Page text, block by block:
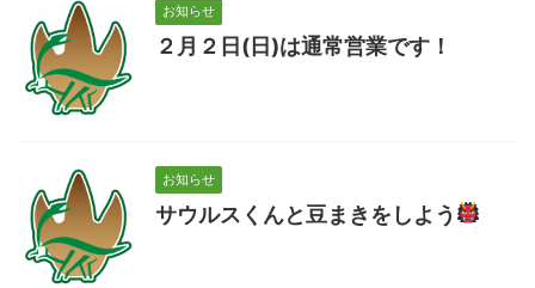
お知らせ
２月２日(日)は通常営業です！
お知らせ
サウルスくんと豆まきをしよう